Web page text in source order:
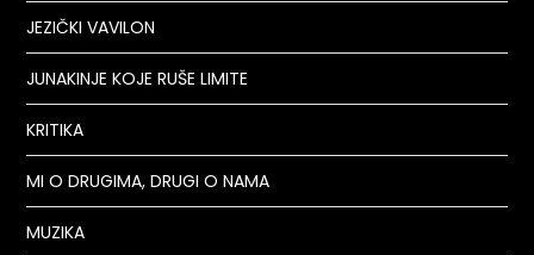
JEZIČKI VAVILON
JUNAKINJE KOJE RUŠE LIMITE
KRITIKA
MI O DRUGIMA, DRUGI O NAMA
MUZIKA